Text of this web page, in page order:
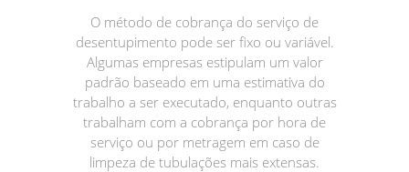
O método de cobrança do serviço de
desentupimento pode ser fixo ou variável.
Algumas empresas estipulam um valor
padrão baseado em uma estimativa do
trabalho a ser executado, enquanto outras
trabalham com a cobrança por hora de
serviço ou por metragem em caso de
limpeza de tubulações mais extensas.